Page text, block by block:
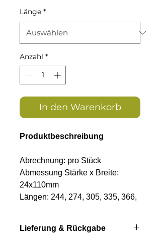
Länge *
Anzahl *
In den Warenkorb
Produktbeschreibung
Abrechnung: pro Stück
Abmessung Stärke x Breite:
24x110mm
Längen: 244, 274, 305, 335, 366,
UK: 48cm
Lieferung & Rückgabe